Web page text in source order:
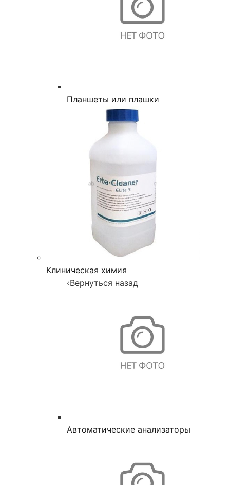
Планшеты или плашки
Клиническая химия
‹Вернуться назад
Автоматические анализаторы